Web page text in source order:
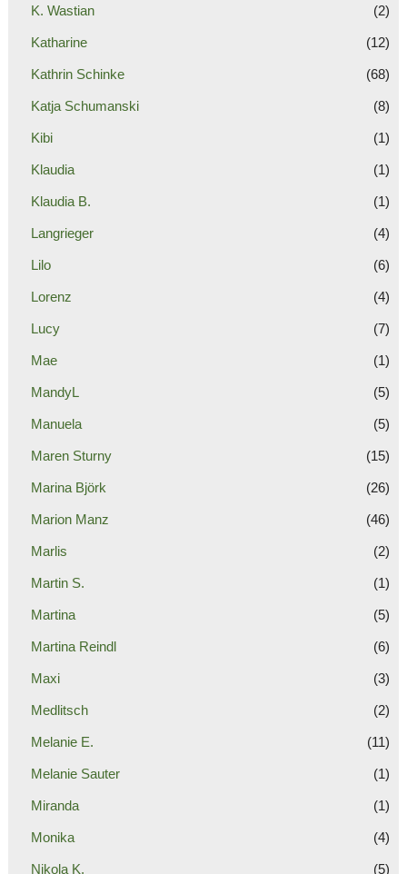
K. Wastian (2)
Katharine (12)
Kathrin Schinke (68)
Katja Schumanski (8)
Kibi (1)
Klaudia (1)
Klaudia B. (1)
Langrieger (4)
Lilo (6)
Lorenz (4)
Lucy (7)
Mae (1)
MandyL (5)
Manuela (5)
Maren Sturny (15)
Marina Björk (26)
Marion Manz (46)
Marlis (2)
Martin S. (1)
Martina (5)
Martina Reindl (6)
Maxi (3)
Medlitsch (2)
Melanie E. (11)
Melanie Sauter (1)
Miranda (1)
Monika (4)
Nikola K. (5)